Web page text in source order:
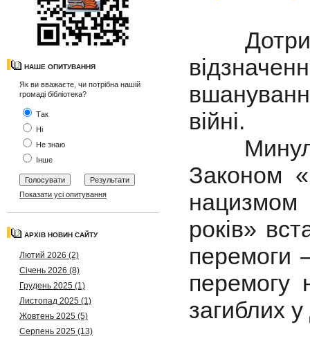
НАШЕ ОПИТУВАННЯ
Як ви вважаєте, чи потрібна нашій
громаді бібліотека?
Так
Ні
Не знаю
Інше
Показати усі опитування
АРХІВ НОВИН САЙТУ
Лютий 2026 (2)
Січень 2026 (8)
Грудень 2025 (1)
Листопад 2025 (1)
Жовтень 2025 (5)
Серпень 2025 (13)
війні.
Законом
нацизмом
років»
перемоги
перемогу
загиблих у